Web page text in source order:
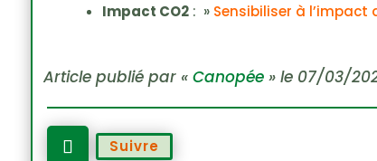
Impact CO2: » Sensibiliser à
Article publié par « Canopée» le 07/03/
Suivre